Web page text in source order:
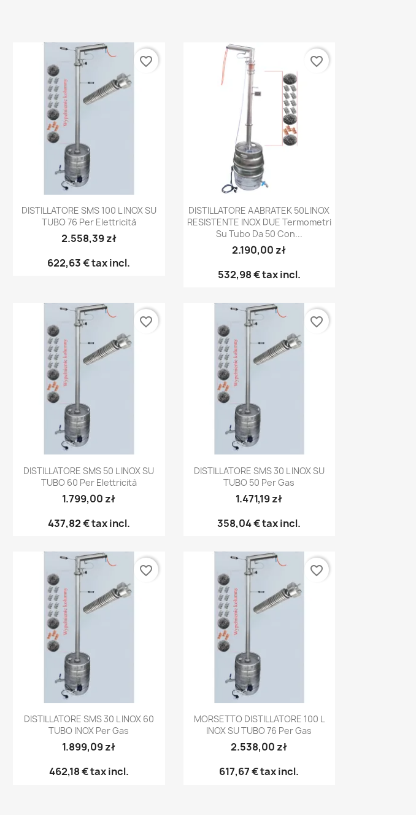
Anteprima
DISTILLATORE SMS 100 L INOX SU
TUBO 76 Per Elettricità
2.558,39 zł
622,63 €tax incl.
favorite_border
Anteprima
DISTILLATORE AABRATEK 50L INOX
RESISTENTE INOX DUE Termometri
Su Tubo Da 50 Con...
2.190,00 zł
532,98 €tax incl.
favorite_border
Anteprima
DISTILLATORE SMS 50 L INOX SU
TUBO 60 Per Elettricità
1.799,00 zł
437,82 €tax incl.
favorite_border
Anteprima
DISTILLATORE SMS 30 L INOX SU
TUBO 50 Per Gas
1.471,19 zł
358,04 €tax incl.
favorite_border
Anteprima
DISTILLATORE SMS 30 L INOX 60
TUBO INOX Per Gas
1.899,09 zł
462,18 €tax incl.
favorite_border
Anteprima
MORSETTO DISTILLATORE 100 L
INOX SU TUBO 76 Per Gas
2.538,00 zł
617,67 €tax incl.
favorite_border